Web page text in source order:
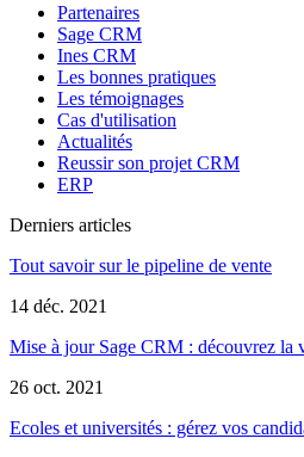
Partenaires
Sage CRM
Ines CRM
Les bonnes pratiques
Les témoignages
Cas d'utilisation
Actualités
Reussir son projet CRM
ERP
Derniers articles
Tout savoir sur le pipeline de vente
14 déc. 2021
Mise à jour Sage CRM : découvrez la
26 oct. 2021
Ecoles et universités : gérez vos